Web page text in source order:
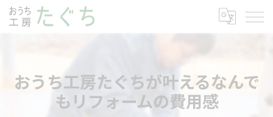
おうち工房たぐちが叶えるなんで
もリフォームの費用感